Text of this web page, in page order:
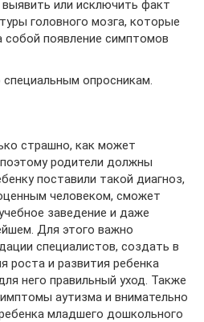
или исключить факт
головного мозга, которые
собой появление симптомов
специальным опросникам.
страшно, как может
родители должны
поставили такой диагноз,
человеком, сможет
заведение и даже
Для этого важно
специалистов, создать в
роста и развития ребенка
него правильный уход. Также
аутизма и внимательно
младшего дошкольного